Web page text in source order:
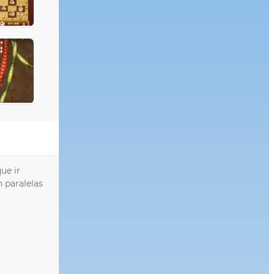
ir
paralelas